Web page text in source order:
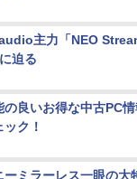
主力「NEO
迫る
の良いお得な中古PC
ック！
ーミラーレス一眼の大